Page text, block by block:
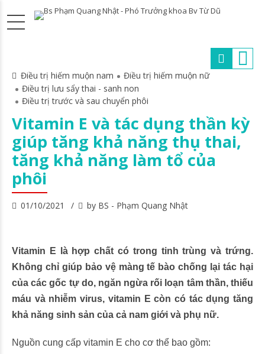
Điều trị hiếm muộn nam
Điều trị hiếm muộn nữ
Điều trị lưu sẩy thai - sanh non
Điều trị trước và sau chuyển phôi
Vitamin E và tác dụng thần kỳ
giúp tăng khả năng thụ thai,
tăng khả năng làm tổ của
phôi
01/10/2021 by BS - Phạm Quang Nhật
Vitamin E là hợp chất có trong tinh trùng và trứng.
Không chỉ giúp bảo vệ màng tế bào chống lại tác hại
của các gốc tự do, ngăn ngừa rối loạn tâm thần, thiếu
máu và nhiễm virus, vitamin E còn có tác dụng tăng
khả năng sinh sản của cả nam giới và phụ nữ.
Nguồn cung cấp vitamin E cho cơ thể bao gồm: